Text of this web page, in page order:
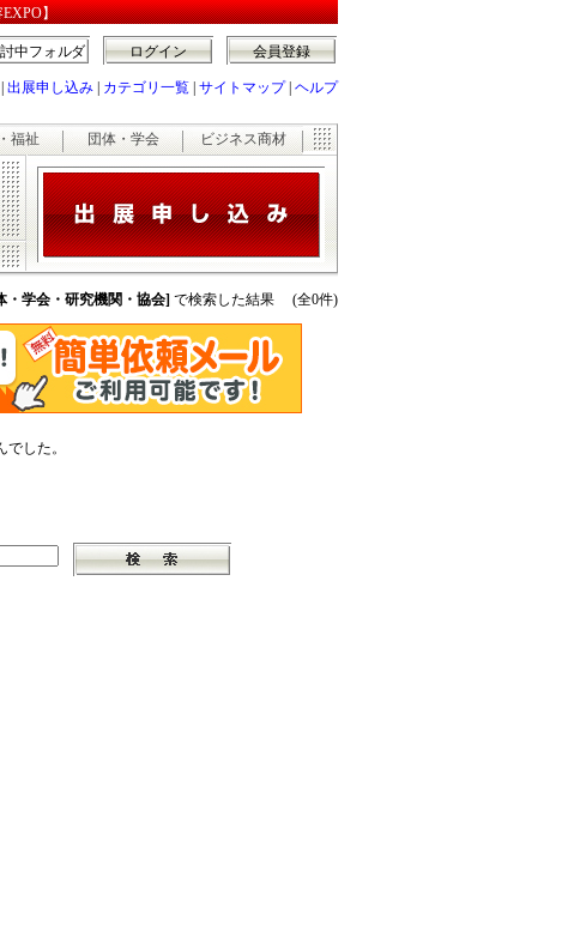
】
会員登録
ログイン
中フォルダ
出展申し込み カテゴリ一覧 サイトマップ| ヘルプ
福祉 団体・学会 ビジネス商材
・学会・研究機関・協会] で検索した結果 (全0件)
した。